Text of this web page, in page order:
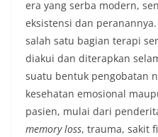
era yang serba modern,
eksistensi dan
salah satu bagian terapi
diakui dan diterapkan
suatu bentuk pengobatan
kesehatan emosional
pasien, mulai dari
memory loss, trauma, sakit